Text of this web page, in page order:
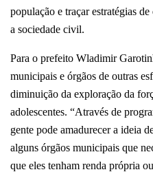
população e traçar estratégias
a sociedade civil.
Para o prefeito Wladimir
municipais e órgãos de outras
diminuição da exploração da
adolescentes. “Através de
gente pode amadurecer a ideia
alguns órgãos municipais que
que eles tenham renda própria